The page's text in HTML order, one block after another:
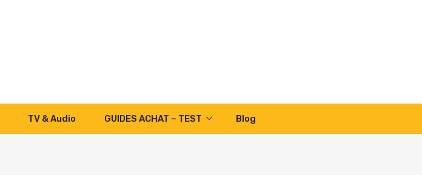
TV & Audio GUIDES ACHAT – TEST Blog